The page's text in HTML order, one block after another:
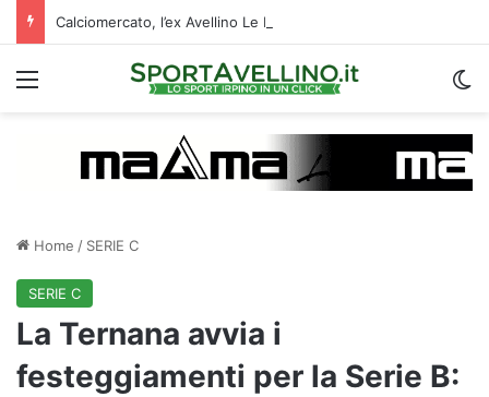
Menu
Home / SERIE C
SERIE C
La Ternana avvia i
festeggiamenti per la Serie B: